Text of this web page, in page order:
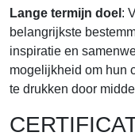
Lange termijn doel :
belangrijkste
inspiratie en
mogelijkheid om hun
te drukken door